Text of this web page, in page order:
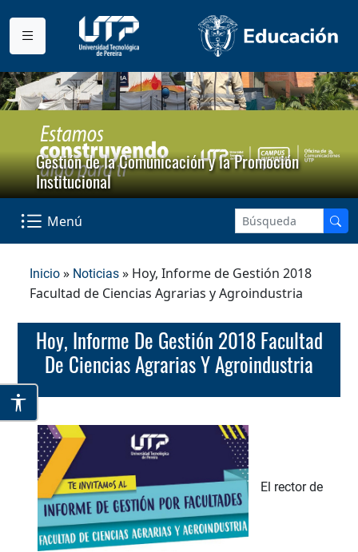
Gestión de la Comunicación y la Promoción
Institucional
Menú
Inicio » Noticias » Hoy, Informe de Gestión 2018
Facultad de Ciencias Agrarias y Agroindustria
Hoy, Informe De Gestión 2018 Facultad
De Ciencias Agrarias Y Agroindustria
El rector de